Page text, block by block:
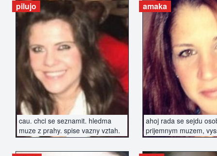
cau. chci se seznamit. hledma
muze z prahy. spise vazny vztah.
pilujo
ZOBRAZIT INZERÁT
ahoj rada se sejdu
prijemnym muzem,
urcite nekurak
amaka
ZOBRAZIT